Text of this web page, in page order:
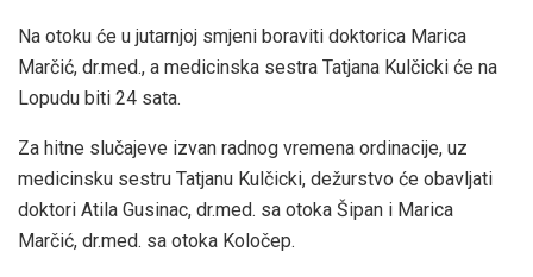
Na otoku će u jutarnjoj smjeni boraviti doktorica Marica
Marčić, dr.med., a medicinska sestra Tatjana Kulčicki će na
Lopudu biti 24 sata.
Za hitne slučajeve izvan radnog vremena ordinacije, uz
medicinsku sestru Tatjanu Kulčicki, dežurstvo će obavljati
doktori Atila Gusinac, dr.med. sa otoka Šipan i Marica
Marčić, dr.med. sa otoka Koločep.